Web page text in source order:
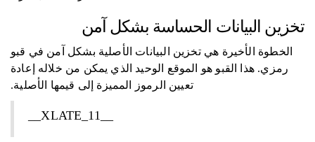
تخزين البيانات الحساسة بشكل آمن
الخطوة الأخيرة هي تخزين البيانات الأصلية بشكل آمن في قبو
رمزي. هذا القبو هو الموقع الوحيد الذي يمكن من خلاله إعادة
تعيين الرموز المميزة إلى قيمها الأصلية.